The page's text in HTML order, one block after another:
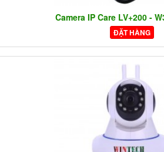
Camera IP Care LV+200 -
ĐẶT HÀNG